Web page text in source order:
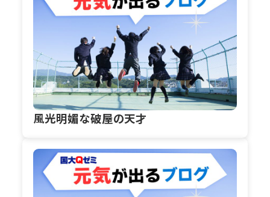
風光明媚な破屋の天才